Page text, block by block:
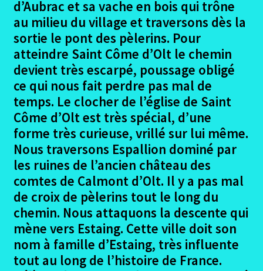
Estella – Navarette
Navarette – Bellorado
Belorado – Hontanas
Hontanas – Sahagun
Sahagun – Astorga
Astorga – Villa Franco del Bierzo
Villa Franco del Bierzo – Sarria
Sarria – Arzua
Arzua – Santiago
d’Aubrac et sa vache en bois qui trône
au milieu du village et traversons dès la
sortie le pont des pèlerins. Pour
atteindre Saint Côme d’Olt le chemin
devient très escarpé, poussage obligé
ce qui nous fait perdre pas mal de
temps. Le clocher de l’église de Saint
Côme d’Olt est très spécial, d’une
forme très curieuse, vrillé sur lui même.
Nous traversons Espallion dominé par
les ruines de l’ancien château des
comtes de Calmont d’Olt. Il y a pas mal
de croix de pèlerins tout le long du
chemin. Nous attaquons la descente qui
mène vers Estaing. Cette ville doit son
nom à famille d’Estaing, très influente
tout au long de l’histoire de France.